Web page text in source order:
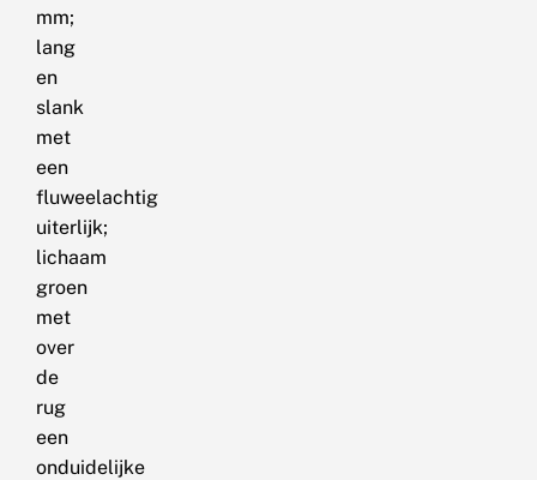
mm;
lang
en
slank
met
een
fluweelachtig
uiterlijk;
lichaam
groen
met
over
de
rug
een
onduidelijke